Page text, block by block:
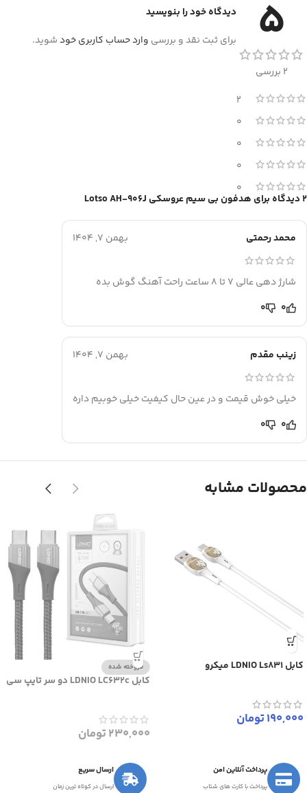
5
2 بررسی
2
0
0
0
0
2 دیدگاه برای هدفون بی سیم عروسکی Lotso AH-906J
محمد رحمتی بهمن 7, 1404
شارژ دهی عالی 7 تا 8 ساعت راحت آهنگ گوش بده
0
0
زینب مقدم بهمن 7, 1404
خیلی خوش قیمت و در عین حال کیفیت خیلی خوبیم داره
0
0
دیدگاه خود را بنویسید
برای ثبت نقد و بررسی وارد حساب کاربری خودشوید.
محصولات مشابه
کابل LDNIO Ls831 میکرو
190,000تومان
فروخته شده
کابل LDNIO LC632c دو سر تایپ سی
230,000تومان
پرداخت آنلاین امن
پرداخت با کارت های شتاب
ارسال سریع
ارسال در کوتاه ترین زمان